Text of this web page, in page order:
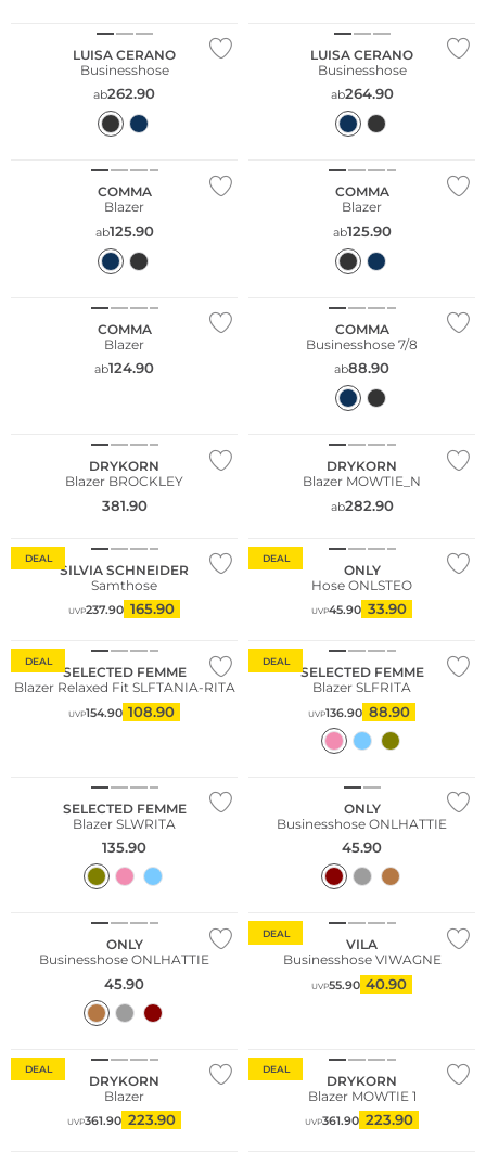
LUISA CERANO
Businesshose
ab262.90
LUISA CERANO
Businesshose
ab264.90
COMMA
Blazer
ab125.90
COMMA
Blazer
ab125.90
COMMA
Blazer
ab124.90
COMMA
Businesshose 7/8
ab88.90
DRYKORN
Blazer BROCKLEY
381.90
DRYKORN
Blazer MOWTIE_N
ab282.90
DEAL
SILVIA SCHNEIDER
Samthose
UVP237.90 165.90
DEAL
ONLY
Hose ONLSTEO
UVP45.90 33.90
DEAL
SELECTED FEMME
Blazer Relaxed Fit SLFTANIA-RITA
UVP154.90 108.90
DEAL
SELECTED FEMME
Blazer SLFRITA
UVP136.90 88.90
SELECTED FEMME
Blazer SLWRITA
135.90
ONLY
Businesshose ONLHATTIE
45.90
ONLY
Businesshose ONLHATTIE
45.90
DEAL
VILA
Businesshose VIWAGNE
UVP55.90 40.90
DEAL
DRYKORN
Blazer
UVP361.90 223.90
DEAL
DRYKORN
Blazer MOWTIE 1
UVP361.90 223.90